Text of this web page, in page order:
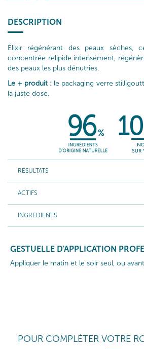
DESCRIPTION
Élixir régénérant des peaux sèches,
concentrée relipide intensément,
des peaux les plus dénutries.
Le + produit : le packaging verre
la juste dose.
RÉSULTATS
ACTIFS
INGRÉDIENTS
GESTUELLE D'APPLICATION
Appliquer le matin et le soir seul, ou
POUR COMPLÉTER VOTRE